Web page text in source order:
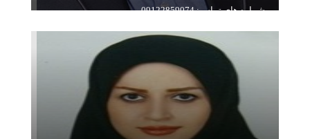
شماره های تماس: 09122859074